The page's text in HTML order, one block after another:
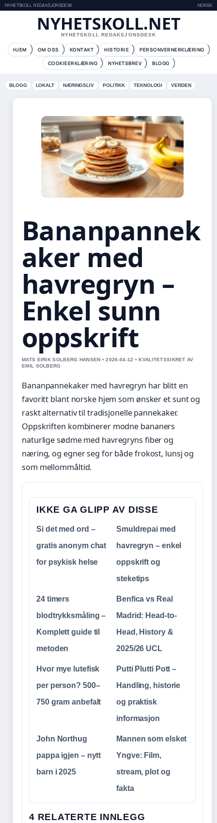
NYHETSKOLL REDAKSJONSDESK NORSK
NYHETSKOLL.NET
NYHETSKOLL REDAKSJONSDESK
HJEM OM OSS KONTAKT HISTORIE
PERSONVERNERKLÆRING
COOKIEERKLÆRING
NYHETSBREV BLOGG
BLOGG LOKALT NÆRINGSLIV POLITIKK TEKNOLOGI VERDEN
Bananpannek
aker med
havregryn –
Enkel sunn
oppskrift
MATS EIRIK SOLBERG HANSEN • 2026-04-12 • KVALITETSSIKRET AV
EMIL SOLBERG
Bananpannekaker med havregryn har blitt en
favoritt blant norske hjem som ønsker et sunt og
raskt alternativ til tradisjonelle pannekaker.
Oppskriften kombinerer modne bananers
naturlige sødme med havregryns fiber og
næring, og egner seg for både frokost, lunsj og
som mellommåltid.
IKKE GA GLIPP AV DISSE
Si det med ord –
gratis anonym chat
for psykisk helse
Smuldrepai med
havregryn – enkel
oppskrift og
steketips
24 timers
blodtrykksmåling –
Komplett guide til
metoden
Benfica vs Real
Madrid: Head-to-
Head, History &
2025/26 UCL
Hvor mye lutefisk
per person? 500–
750 gram anbefalt
Putti Plutti Pott –
Handling, historie
og praktisk
informasjon
John Northug
pappa igjen – nytt
barn i 2025
Mannen som elsket
Yngve: Film,
stream, plot og
fakta
4 RELATERTE INNLEGG